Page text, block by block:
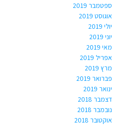
ספטמבר 2019
אוגוסט 2019
יולי 2019
יוני 2019
מאי 2019
אפריל 2019
מרץ 2019
פברואר 2019
ינואר 2019
דצמבר 2018
נובמבר 2018
אוקטובר 2018